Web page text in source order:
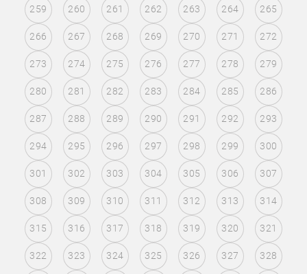
259 260 261 262 263 264 265
266 267 268 269 270 271 272
273 274 275 276 277 278 279
280 281 282 283 284 285 286
287 288 289 290 291 292 293
294 295 296 297 298 299 300
301 302 303 304 305 306 307
308 309 310 311 312 313 314
315 316 317 318 319 320 321
322 323 324 325 326 327 328